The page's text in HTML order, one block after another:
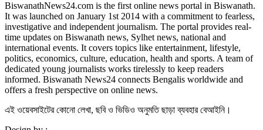
BiswanathNews24.com is the first online news portal in Biswanath.
It was launched on January 1st 2014 with a commitment to fearless,
investigative and independent journalism. The portal provides real-
time updates on Biswanath news, Sylhet news, national and
international events. It covers topics like entertainment, lifestyle,
politics, economics, culture, education, health and sports. A team of
dedicated young journalists works tirelessly to keep readers
informed. Biswanath News24 connects Bengalis worldwide and
offers a fresh perspective on online news.
এই ওয়েবসাইটের কোনো লেখা, ছবি ও ভিডিও অনুমতি ছাড়া ব্যবহার বেআইনি।